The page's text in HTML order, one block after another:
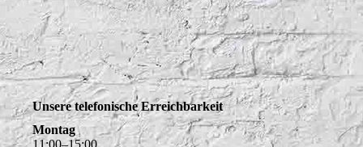
Montag
11:00– :00
Dienstag
11:00–15 00
Mittwoch
11:00–15:00
Donnerstag
11:00–15:00
Freitag
11:00 15:00